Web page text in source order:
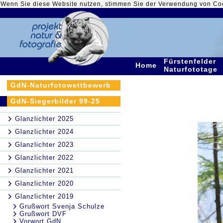
Wenn Sie diese Website nutzen, stimmen Sie der Verwendung von
Home
Fürstenfelder
Naturfototage
GdN-Naturfotowettbewerb
GdN-Siegerbilder 99-25
Glanzlichter 2025
Glanzlichter 2024
Glanzlichter 2023
Glanzlichter 2022
Glanzlichter 2021
Glanzlichter 2020
Glanzlichter 2019
Grußwort Svenja Schulze
Grußwort DVF
Vorwort GdN